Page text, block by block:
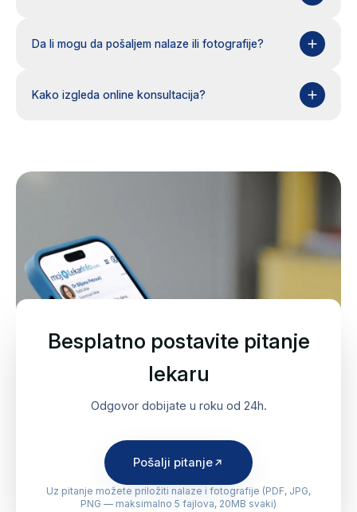
Da li mogu da pošaljem nalaze ili fotografije?
Kako izgleda online konsultacija?
Besplatno postavite pitanje
lekaru
Odgovor dobijate u roku od 24h.
Pošalji pitanje
Uz pitanje možete priložiti nalaze i fotografije (PDF, JPG,
PNG — maksimalno 5 fajlova, 20MB svaki)